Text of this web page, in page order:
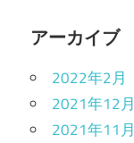
アーカイブ
2022年2月
2021年12月
2021年11月